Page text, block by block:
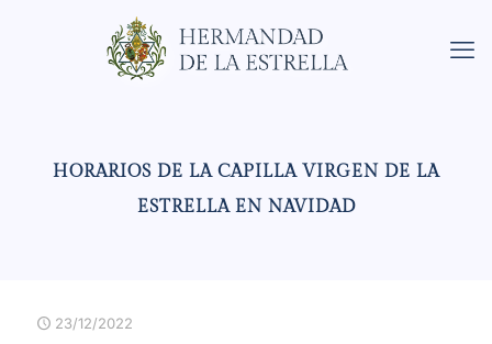
HORARIOS DE LA CAPILLA VIRGEN DE LA
ESTRELLA EN NAVIDAD
23/12/2022